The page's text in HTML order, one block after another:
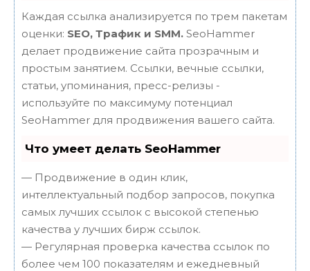
Каждая ссылка анализируется по трем пакетам
оценки: SEO, Трафик и SMM. SeoHammer
делает продвижение сайта прозрачным и
простым занятием. Ссылки, вечные ссылки,
статьи, упоминания, пресс-релизы -
используйте по максимуму потенциал
SeoHammer для продвижения вашего сайта.
Что умеет делать SeoHammer
— Продвижение в один клик,
интеллектуальный подбор запросов, покупка
самых лучших ссылок с высокой степенью
качества у лучших бирж ссылок.
— Регулярная проверка качества ссылок по
более чем 100 показателям и ежедневный